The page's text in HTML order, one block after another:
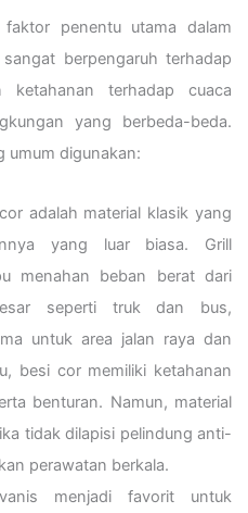
penentu utama dalam
berpengaruh terhadap
terhadap cuaca
yang berbeda-beda.
umum digunakan:
adalah material klasik yang
yang luar biasa. Grill
menahan beban berat dari
seperti truk dan bus,
untuk area jalan raya dan
besi cor memiliki ketahanan
benturan. Namun, material
tidak dilapisi pelindung anti-
perawatan berkala.
menjadi favorit untuk